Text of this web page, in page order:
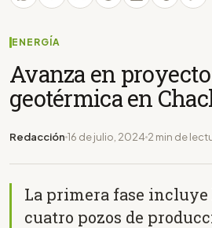
ENERGÍA
Avanza en
geotérmica en
Redacción 16 de julio, 2024 2 min de
La primera fase
cuatro pozos de